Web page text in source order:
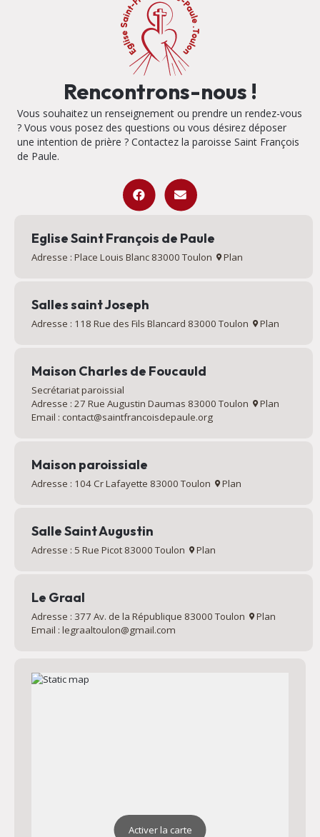
Rencontrons-nous !
Vous souhaitez un renseignement ou prendre un rendez-vous
? Vous vous posez des questions ou vous désirez déposer
une intention de prière ? Contactez la paroisse Saint François
de Paule.
Eglise Saint François de Paule
Adresse : Place Louis Blanc 83000 Toulon Plan
Salles saint Joseph
Adresse : 118 Rue des Fils Blancard 83000 Toulon Plan
Maison Charles de Foucauld
Secrétariat paroissial
Adresse : 27 Rue Augustin Daumas 83000 Toulon
Plan
Email : contact@saintfrancoisdepaule.org
Maison paroissiale
Adresse : 104 Cr Lafayette 83000 Toulon Plan
Salle Saint Augustin
Adresse : 5 Rue Picot 83000 Toulon Plan
Le Graal
Adresse : 377 Av. de la République 83000 Toulon
Plan
Email : legraaltoulon@gmail.com
Activer la carte